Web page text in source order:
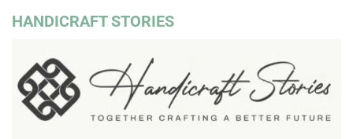
HANDICRAFT STORIES